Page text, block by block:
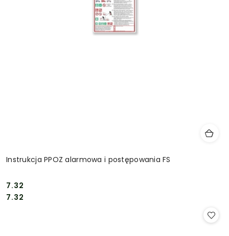
Instrukcja PPOZ alarmowa i postępowania FS
Cena:
7.32
Cena:
7.32